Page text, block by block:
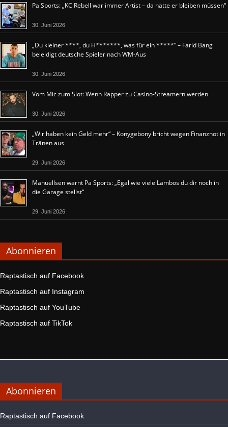
Pa Sports: „KC Rebell war immer Artist – da hätte er bleiben müssen“
30. Juni 2026
„Du kleiner ****, du H*******, was für ein *****“ – Farid Bang
beleidigt deutsche Spieler nach WM-Aus
30. Juni 2026
Vom Mic zum Slot: Wenn Rapper zu Casino-Streamern werden
30. Juni 2026
„Wir haben kein Geld mehr“ – Konygebony bricht wegen Finanznot in
Tränen aus
29. Juni 2026
Manuellsen warnt Pa Sports: „Egal wie viele Lambos du dir noch in
die Garage stellst“
29. Juni 2026
Abonnieren
Raptastisch auf Facebook
Raptastisch auf Instagram
Raptastisch auf YouTube
Raptastisch auf TikTok
Abonnieren
Raptastisch auf Facebook